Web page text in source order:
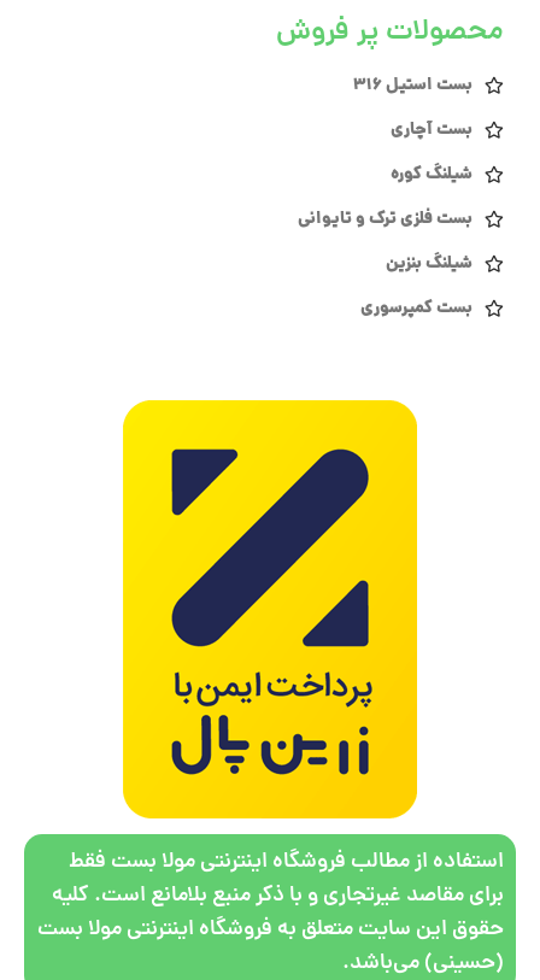
محصولات پر فروش
بست استیل 316
بست آچاری
شیلنگ کوره
بست فلزی ترک و تایوانی
شیلنگ بنزین
بست کمپرسوری
استفاده از مطالب فروشگاه اینترنتی مولا بست فقط
برای مقاصد غیرتجاری و با ذکر منبع بلامانع است. کلیه
حقوق این سایت متعلق به فروشگاه اینترنتی مولا بست
(حسینی) می‌باشد.